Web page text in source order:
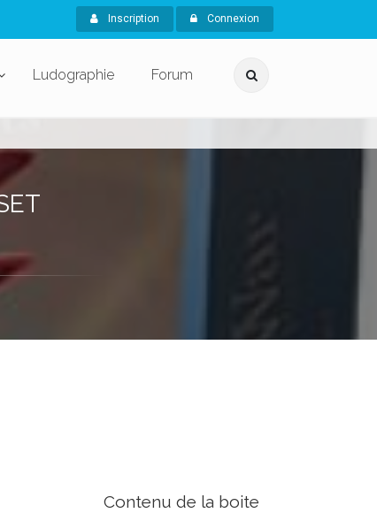
Inscription Connexion
Ludographie Forum
Contenu de la boite